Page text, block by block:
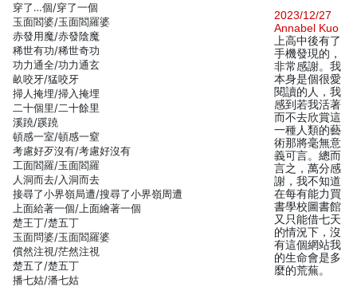
穿了…個/穿了一個
玉面閻婆/玉面閻羅婆
赤發用魔/赤發陰魔
稀世有功/稀世奇功
功力通全/功力通玄
畝咬牙/猛咬牙
掃人掩埋/掃入掩埋
二十個里/二十餘里
溪蹺/蹊蹺
頓感一室/頓感一窒
考慮好歹沒有/考慮好沒有
工面閻羅/玉面閻羅
人洞而去/入洞而去
接尋了小界嶺局遭/搜尋了小界嶺周遭
上面給著一個/上面繪著一個
楚王丁/楚五丁
玉面問婆/玉面閻羅婆
償然注視/茫然注視
楚五了/楚五丁
播七姑/潘七姑
2023/12/27
Annabel Kuo
上高中後有了
手機發現的，
非常感謝。我
本身是個很愛
閱讀的人，我
感到若我活著
而不去欣賞這
一種人類的藝
術那將毫無意
義可言。總而
言之，萬分感
謝，我不知道
在每有能力買
書學校圖書館
又只能借七天
的情況下，沒
有這個網站我
的生命會是多
麼的荒蕪。